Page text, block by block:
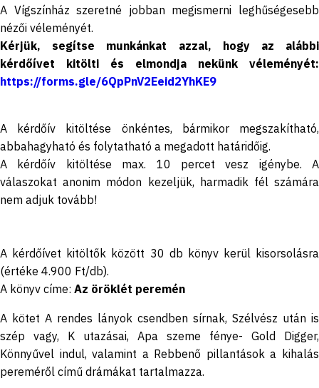
A Vígszínház szeretné jobban megismerni leghűségesebb
nézői véleményét.
Kérjük, segítse munkánkat azzal, hogy az alábbi
kérdőívet kitölti és elmondja nekünk véleményét:
https://forms.gle/6QpPnV2Eeid2YhKE9
A kérdőív kitöltése önkéntes, bármikor megszakítható,
abbahagyható és folytatható a megadott határidőig.
A kérdőív kitöltése max. 10 percet vesz igénybe. A
válaszokat anonim módon kezeljük, harmadik fél számára
nem adjuk tovább!
A kérdőívet kitöltők között 30 db könyv kerül kisorsolásra
(értéke 4.900 Ft/db).
A könyv címe: Az öröklét peremén
A kötet A rendes lányok csendben sírnak, Szélvész után is
szép vagy, K utazásai, Apa szeme fénye- Gold Digger,
Könnyűvel indul, valamint a Rebbenő pillantások a kihalás
pereméről című drámákat tartalmazza.